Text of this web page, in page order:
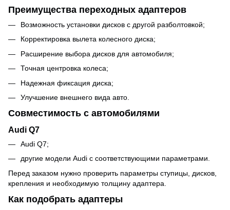
Преимущества переходных адаптеров
Возможность установки дисков с другой разболтовкой;
Корректировка вылета колесного диска;
Расширение выбора дисков для автомобиля;
Точная центровка колеса;
Надежная фиксация диска;
Улучшение внешнего вида авто.
Совместимость с автомобилями
Audi Q7
Audi Q7;
другие модели Audi с соответствующими параметрами.
Перед заказом нужно проверить параметры ступицы, дисков,
крепления и необходимую толщину адаптера.
Как подобрать адаптеры